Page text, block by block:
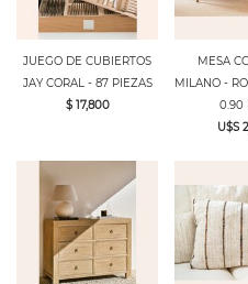
JUEGO DE CUBIERTOS
JAY CORAL - 87 PIEZAS
$ 17,800
MESA
MILANO -
0.90
U$S